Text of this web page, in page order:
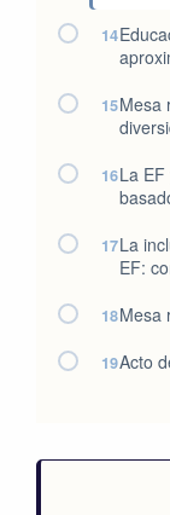
14
15Mesa
16La
17La
EF:
18Mesa
19Acto